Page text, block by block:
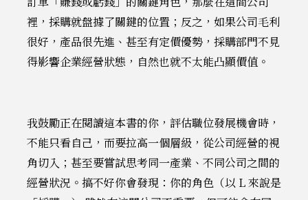
裡，採購就盤據了關鍵的位置；反之，如果公司毛利
很好，產品很先進、甚至有定價優勢，採購部門不見
得影響企業經營狀態，自然也就不太能凸顯價值。
我鼓勵正在閱讀這本書的你，評估職位發展機會時，
不能只看自己，而要拉高一個層級，從公司經營的視
角切入；甚至要嘗試思考同一產業、不同公司之間的
經營狀況。搞不好你會發現：你的角色（以 L 來說是